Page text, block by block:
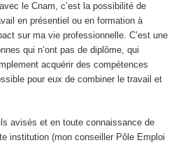
le Cnam, c’est la possibilité de
en présentiel ou en formation à
sur ma vie professionnelle. C’est une
qui n’ont pas de diplôme, qui
acquérir des compétences
pour eux de combiner le travail et
avisés et en toute connaissance de
institution (mon conseiller Pôle Emploi